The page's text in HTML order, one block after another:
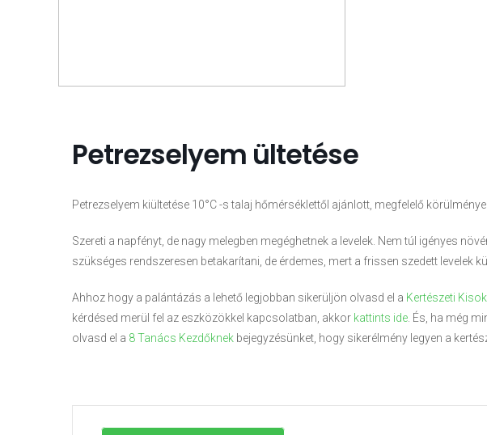
Petrezselyem ültetése
Petrezselyem kiültetése 10°C -s talaj hőmérséklettől ajánlott, megfelelő
Szereti a napfényt, de nagy melegben megéghetnek a levelek. Nem túl igényes
szükséges rendszeresen betakarítani, de érdemes, mert a frissen szedett levelek
Ahhoz hogy a palántázás a lehető legjobban sikerüljön olvasd el a Kertészeti
kérdésed merül fel az eszközökkel kapcsolatban, akkor kattints ide . És, ha még
olvasd el a 8 Tanács Kezdőknek bejegyzésünket, hogy sikerélmény legyen a